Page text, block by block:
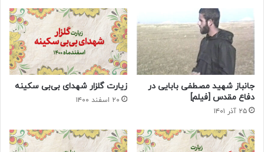
جانباز شهید مصطفی بابایی در
دفاع مقدس [فیلم]
۲۵ آذر ۱۴۰۱
زیارت گلزار شهدای بی‌بی سکینه
۲۰ اسفند ۱۴۰۰